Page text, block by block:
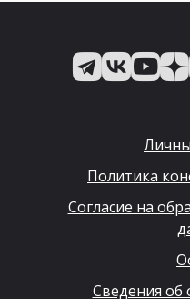
Политика
Согласие на
Сведения об